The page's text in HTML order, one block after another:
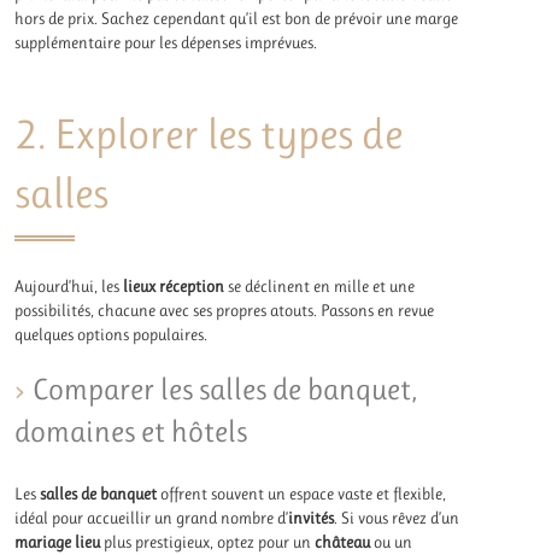
hors de prix. Sachez cependant qu’il est bon de prévoir une marge
supplémentaire pour les dépenses imprévues.
2. Explorer les types de
salles
Aujourd’hui, les lieux réception se déclinent en mille et une
possibilités, chacune avec ses propres atouts. Passons en revue
quelques options populaires.
Comparer les salles de banquet,
domaines et hôtels
Lessalles de banquetoffrent souvent un espace vaste et flexible,
idéal pour accueillir un grand nombre d’invités. Si vous rêvez d’un
mariage lieuplus prestigieux, optez pour unchâteauou un